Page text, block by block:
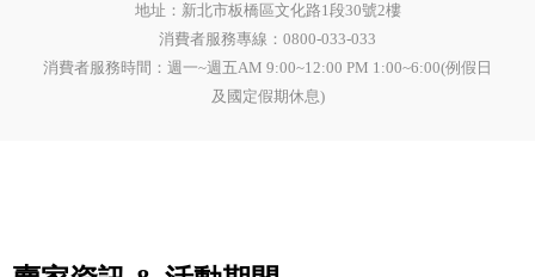
地址：新北市板橋區文化路1段30號2樓
消費者服務專線：0800-033-033
消費者服務時間：週一~週五AM 9:00~12:00 PM 1:00~6:00(例假日
及國定假期休息)